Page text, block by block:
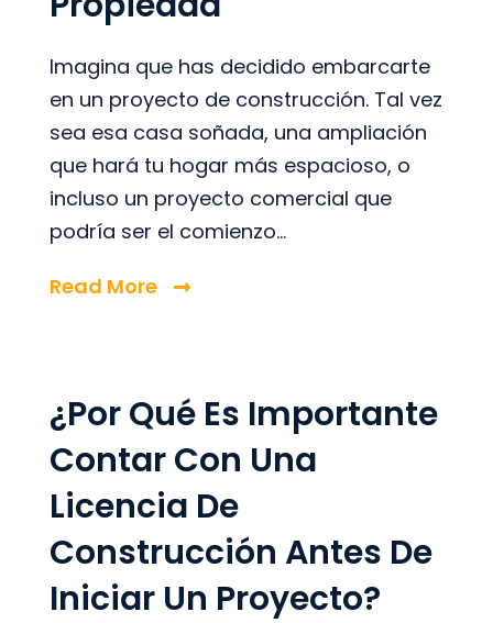
Imagina que has decidido embarcarte
en un proyecto de construcción. Tal vez
sea esa casa soñada, una ampliación
que hará tu hogar más espacioso, o
incluso un proyecto comercial que
podría ser el comienzo...
Read More
¿Por Qué Es Importante
Contar Con Una
Licencia De
Construcción Antes De
Iniciar Un Proyecto?